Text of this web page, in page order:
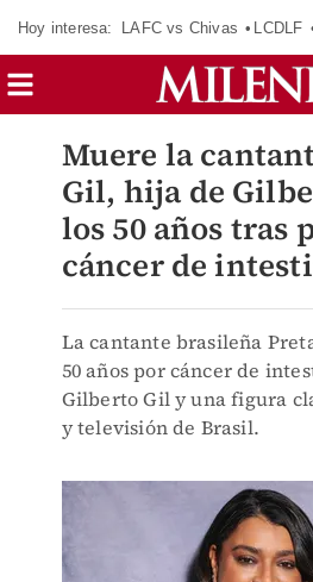
Hoy interesa: LAFC vs Chivas LCDLF
Muere la
Gil, hija de
los 50 años tras
cáncer de
La cantante brasileña
50 años por cáncer de
Gilberto Gil y una figura
y televisión de Brasil.